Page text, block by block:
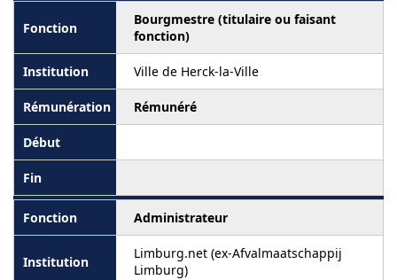
Bourgmestre (titulaire ou faisant
fonction)
Ville de Herck-la-Ville
Rémunéré
Administrateur
Limburg.net (ex-Afvalmaatschappij
Limburg)